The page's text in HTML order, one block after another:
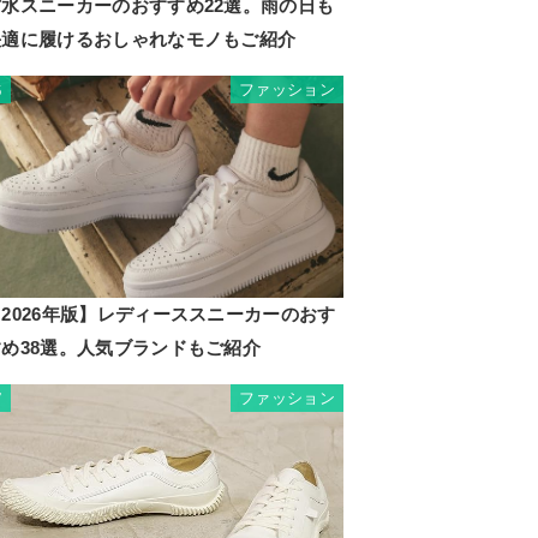
スニーカーのおすすめ22選。雨の日も
に履けるおしゃれなモノもご紹介
ファッション
年版】レディーススニーカーのおす
38選。人気ブランドもご紹介
ファッション